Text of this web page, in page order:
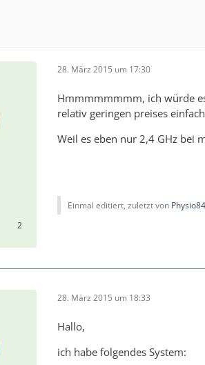
2
28. März 2015 um 17:30
Hmmmmmmmm, ich würde
relativ geringen preises
Weil es eben nur 2,4 GHz bei
Einmal editiert, zuletzt von Physio84
28. März 2015 um 18:33
Hallo,
ich habe folgendes System: